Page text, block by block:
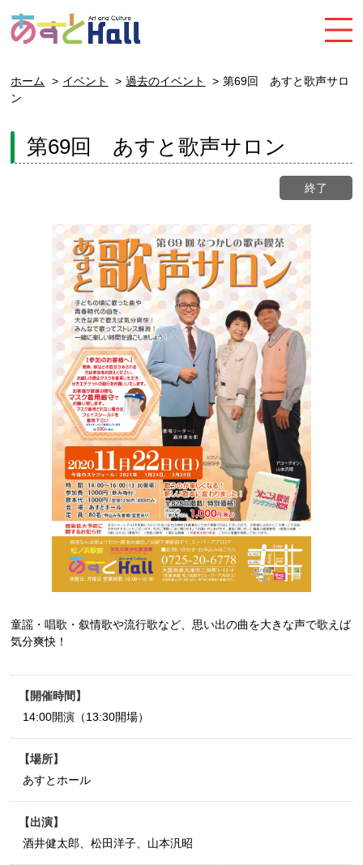
ホーム イベント 過去のイベント
第69回 あすと歌声サロ
ン
第69回 あすと歌声サロン
終了
童謡・唱歌・叙情歌や流行歌など、思い出の曲を大きな声で歌えば
気分爽快！
開催時間
14:00開演（13:30開場）
場所
あすとホール
出演
酒井健太郎、松田洋子、山本汎昭